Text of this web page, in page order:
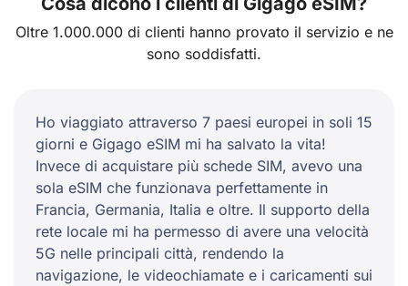
Oltre 1.000.000 di clienti hanno provato il servizio e ne
sono soddisfatti.
Ho viaggiato attraverso 7 paesi europei in soli 15
giorni e Gigago eSIM mi ha salvato la vita!
Invece di acquistare più schede SIM, avevo una
sola eSIM che funzionava perfettamente in
Francia, Germania, Italia e oltre. Il supporto della
rete locale mi ha permesso di avere una velocità
5G nelle principali città, rendendo la
navigazione, le videochiamate e i caricamenti sui